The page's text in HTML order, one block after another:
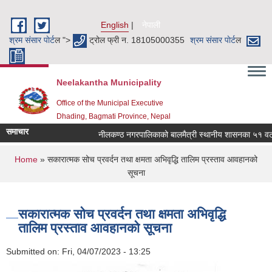
English
नेपाली
श्रम संसार पाेर्टल "> ट्रोल फ्री न. 18105000355 श्रम संसार पाेर्टल
Neelakantha Municipality
Office of the Municipal Executive
Dhading, Bagmati Province, Nepal
समाचार नीलकण्ठ नगरपालिकाको बालमैत्री स्थानीय शासनका ५१ वटा
You are here
Home » सकारात्मक सोच प्रवर्दन तथा क्षमता अभिवृद्धि तालिम प्रस्ताव आवहानको
सूचना
सकारात्मक सोच प्रवर्दन तथा क्षमता अभिवृद्धि
तालिम प्रस्ताव आवहानको सूचना
Submitted on: Fri, 04/07/2023 - 13:25